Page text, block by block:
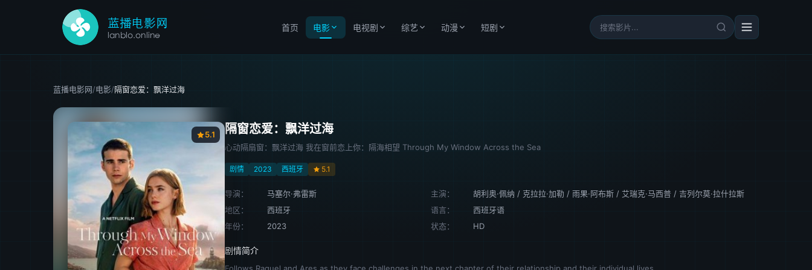
首页 电影 电视剧 综艺 动漫 短剧
蓝播电影网/电影/隔窗恋爱：飘洋过海
5.1 隔窗恋爱：飘洋过海
心动隔扇窗：飘洋过海 我在窗前恋上你：隔海相望 Through My Window Across the Sea
剧情 2023 西班牙 5.1
导演： 马塞尔·弗雷斯 主演： 胡利奥·佩纳 / 克拉拉·加勒 / 雨果·阿布斯 / 艾瑞克·马西普 / 吉列尔莫·拉什拉斯
地区：
西班牙 语言：
西班牙语
年份：
2023 状态： HD
剧情简介